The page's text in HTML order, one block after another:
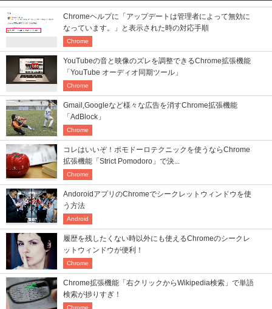
Chromeヘルプに「アップデートは管理者によって無効に
なっています。」と表示された時の対応手順
Chrome
YouTubeの音と映像のズレを調整できるChrome拡張機能
「YouTube オーディオ同期ツール」
Chrome
Gmail,Googleなど様々な広告を消すChrome拡張機能
「AdBlock」
Chrome
コレはいいぞ！ポモドーロテクニックを使うならChrome
拡張機能「Strict Pomodoro」で決...
Chrome
AndoroidアプリのChromeでシークレットウィンドウを使
う方法
Android
履歴を残したくない時以外にも使えるChromeのシークレ
ットウィンドウが便利！
Chrome
Chrome拡張機能「右クリックからWikipedia検索」で単語
検索が捗りすぎ！
Chrome